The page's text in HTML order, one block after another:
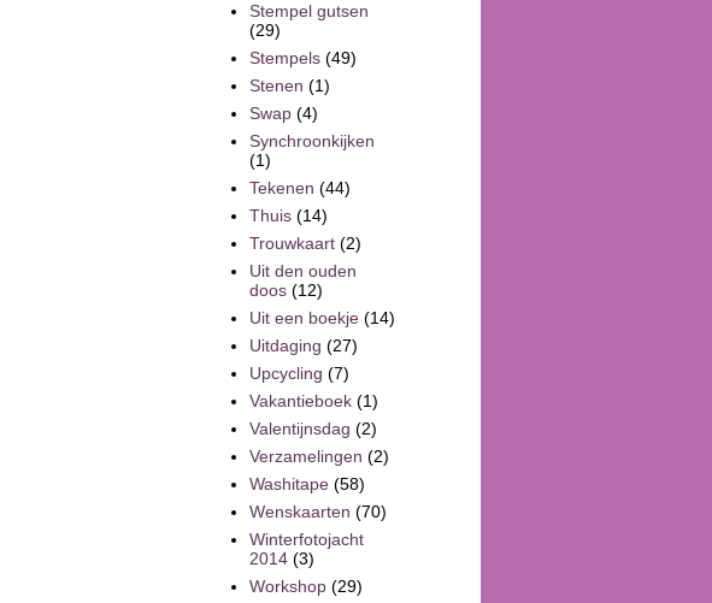
Stempel gutsen
(29)
Stempels (49)
Stenen (1)
Swap (4)
Synchroonkijken
(1)
Tekenen (44)
Thuis (14)
Trouwkaart (2)
Uit den ouden
doos (12)
Uit een boekje (14)
Uitdaging (27)
Upcycling (7)
Vakantieboek (1)
Valentijnsdag (2)
Verzamelingen (2)
Washitape (58)
Wenskaarten (70)
Winterfotojacht
2014 (3)
Workshop (29)